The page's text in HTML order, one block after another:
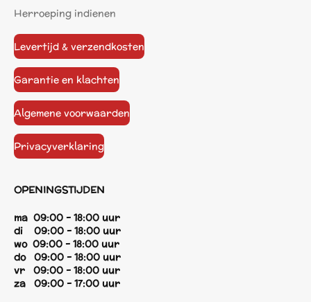
Herroeping indienen
Levertijd & verzendkosten
Garantie en klachten
Algemene voorwaarden
Privacyverklaring
OPENINGSTIJDEN
ma 09:00 - 18:00 uur
di 09:00 - 18:00 uur
wo 09:00 - 18:00 uur
do 09:00 - 18:00 uur
vr 09:00 - 18:00 uur
za 09:00 - 17:00 uur